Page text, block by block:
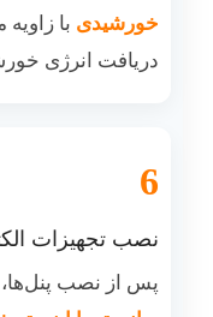
خورشیدی با
دریافت انرژی
6
نصب تجهیزات
پس از نصب